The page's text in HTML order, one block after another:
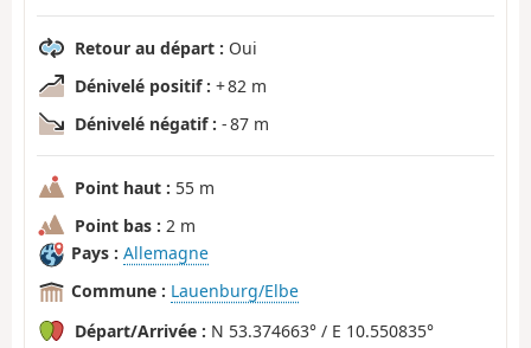
Retour au départ : Oui
Dénivelé positif : + 82 m
Dénivelé négatif : - 87 m
Point haut : 55 m
Point bas : 2 m
Pays : Allemagne
Commune : Lauenburg/Elbe
Départ/Arrivée : N 53.374663° / E 10.550835°